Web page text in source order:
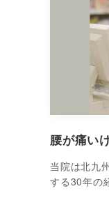
腰が痛い
当院は北九
する30年の